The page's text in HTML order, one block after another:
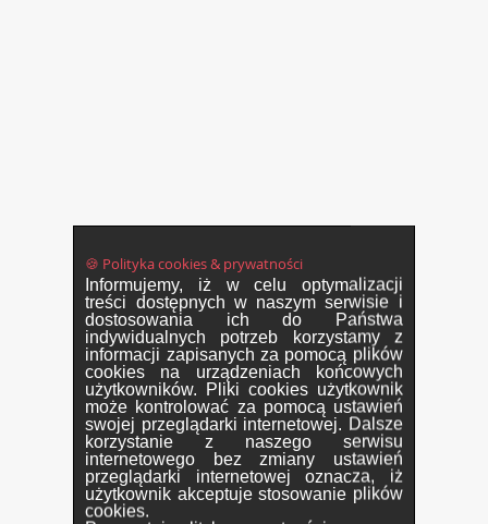
🍪 Polityka cookies & prywatności
Informujemy, iż w celu optymalizacji
treści dostępnych w naszym serwisie i
dostosowania ich do Państwa
indywidualnych potrzeb korzystamy z
informacji zapisanych za pomocą plików
cookies na urządzeniach końcowych
użytkowników. Pliki cookies użytkownik
może kontrolować za pomocą ustawień
swojej przeglądarki internetowej. Dalsze
korzystanie z naszego serwisu
internetowego bez zmiany ustawień
przeglądarki internetowej oznacza, iż
użytkownik akceptuje stosowanie plików
cookies.